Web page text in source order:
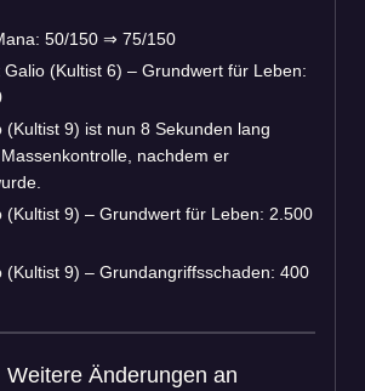
50/150 ⇒ 75/150
(Kultist 6) – Grundwert für Leben:
(Kultist 9) ist nun 8 Sekunden lang
nachdem er
(Kultist 9) – Grundwert für Leben: 2.500
(Kultist 9) – Grundangriffsschaden: 400
Weitere Änderungen an